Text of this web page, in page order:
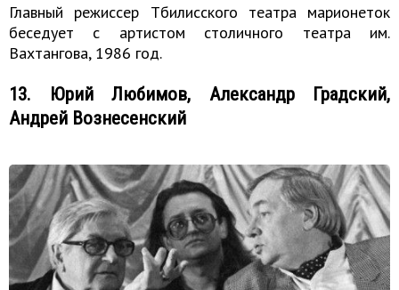
Главный режиссер Тбилисского театра марионеток
беседует с артистом столичного театра им.
Вахтангова, 1986 год.
13. Юрий Любимов, Александр Градский,
Андрей Вознесенский